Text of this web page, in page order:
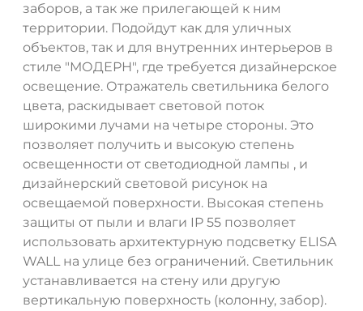
заборов, а так же прилегающей к ним
территории. Подойдут как для уличных
объектов, так и для внутренних интерьеров в
стиле "МОДЕРН", где требуется дизайнерское
освещение. Отражатель светильника белого
цвета, раскидывает световой поток
широкими лучами на четыре стороны. Это
позволяет получить и высокую степень
освещенности от светодиодной лампы , и
дизайнерский световой рисунок на
освещаемой поверхности. Высокая степень
защиты от пыли и влаги IP 55 позволяет
использовать архитектурную подсветку ELISA
WALL на улице без ограничений. Светильник
устанавливается на стену или другую
вертикальную поверхность (колонну, забор).